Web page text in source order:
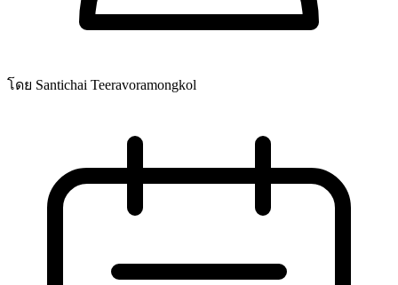
โดย Santichai Teeravoramongkol